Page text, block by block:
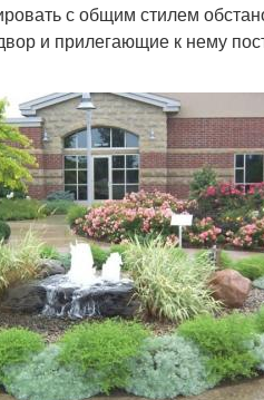
с общим стилем
и прилегающие к нему